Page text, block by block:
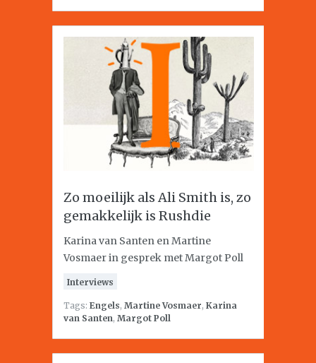
Zo moeilijk als Ali Smith is, zo
gemakkelijk is Rushdie
Karina van Santen en Martine
Vosmaer in gesprek met Margot Poll
Interviews
Tags: Engels, Martine Vosmaer, Karina
van Santen, Margot Poll